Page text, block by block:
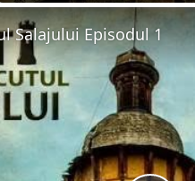
Salajului Episodul 1